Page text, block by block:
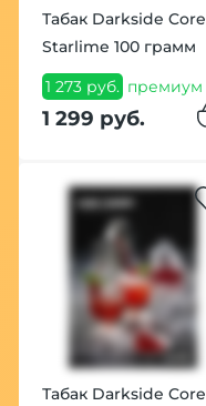
Табак Darkside Core
Starlime 100 грамм
1 273 руб. премиум
1 299 руб.
Табак Darkside Core